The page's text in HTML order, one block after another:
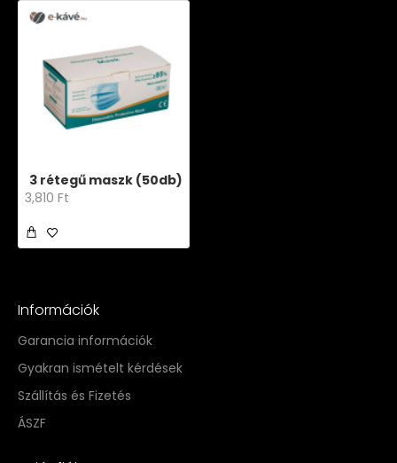
3 rétegű maszk (50db)
3,810 Ft
Információk
Garancia információk
Gyakran ismételt kérdések
Szállítás és Fizetés
ÁSZF